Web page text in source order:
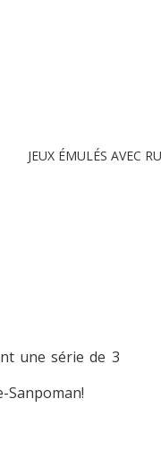
JEUX ÉMULÉS AVEC
une série de 3
Sanpoman!